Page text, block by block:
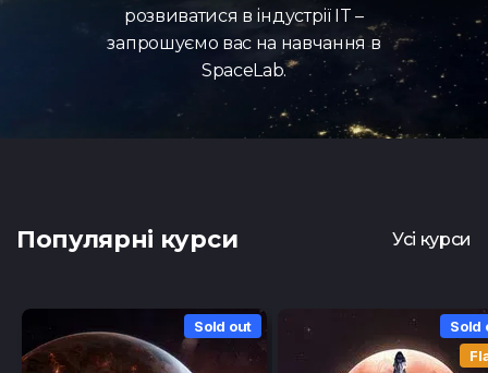
розвиватися в індустрії IT –
запрошуємо вас на навчання в
SpaceLab.
Популярні курси Усі курси
Sold out
Sold